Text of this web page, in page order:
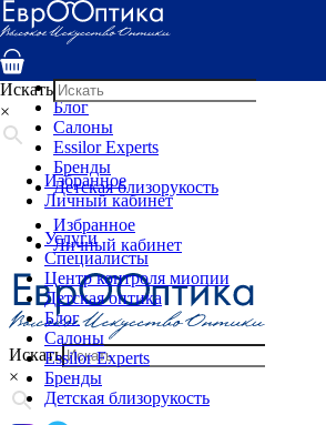
Услуги
Специалисты
Детская оптика
Блог
Салоны
Essilor Experts
Бренды
Детская близорукость
Избранное
Личный кабинет
Искать
×
Искать
×
Избранное
Личный кабинет
Услуги
Специалисты
Центр контроля миопии
Детская оптика
Блог
Салоны
Essilor Experts
Бренды
Детская близорукость